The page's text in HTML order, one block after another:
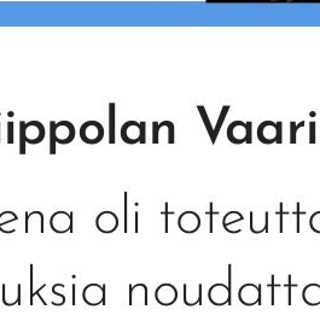
oli